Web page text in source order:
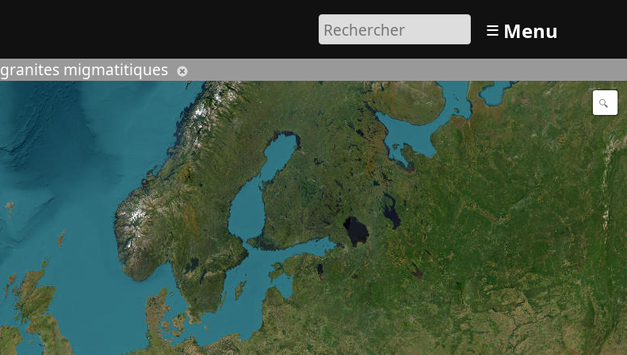
≡ Menu
granites migmatitiques